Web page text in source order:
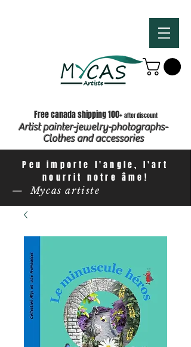
Free canada shipping 100+ after discount
Artist painter-jewelry-photographs-
Clothes and accessories
Peu importe l'angle, l'art
nourrit notre âme!
— Mycas artiste